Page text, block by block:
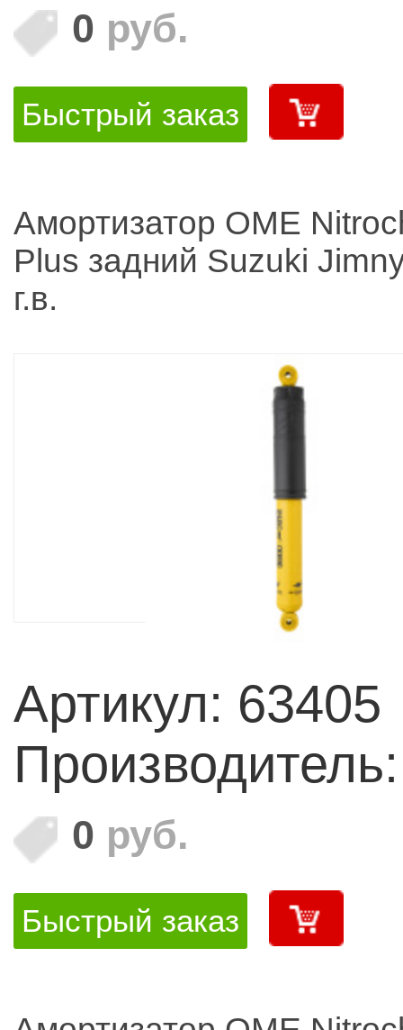
0 руб.
Быстрый заказ
Амортизатор OME
Plus задний Suzuki
г.в.
Артикул: 63405
0 руб.
Быстрый заказ